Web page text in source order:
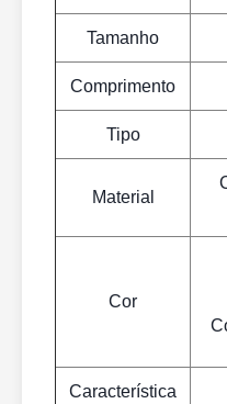
Tamanho
Comprimento
Tipo
Material
Cor
Característica